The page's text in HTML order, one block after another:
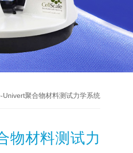
聚合物材料测试力学系统
物材料测试力